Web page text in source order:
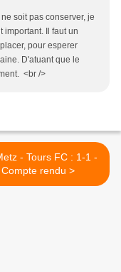
soit pas conserver, je
important. Il faut un
pour esperer
D'atuant que le
<br />
- Tours FC : 1-1 -
Compte rendu >